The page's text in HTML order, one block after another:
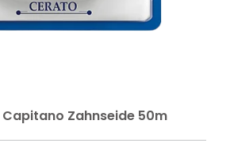
Zahnseide 50m